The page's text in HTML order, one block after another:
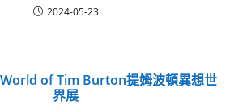
2024-05-23
of Tim Burton提姆波頓異想世
界展